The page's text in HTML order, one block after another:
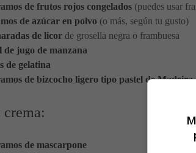
de frutos rojos congelados (puedes usar
de azúcar en polvo (o más, según tu gusto)
de licor de grosella negra o frambuesa
de jugo de manzana
de gelatina
de bizcocho ligero tipo pastel de Madeira
crema:
de mascarpone